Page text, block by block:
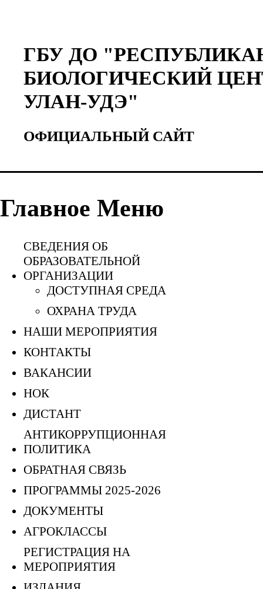
ГБУ ДО
БИОЛОГИЧЕСКИЙ
УЛАН-УДЭ"
ОФИЦИАЛЬНЫЙ САЙТ
Главное Меню
СВЕДЕНИЯ ОБ
ОБРАЗОВАТЕЛЬНОЙ
ОРГАНИЗАЦИИ
ДОСТУПНАЯ СРЕДА
ОХРАНА ТРУДА
НАШИ МЕРОПРИЯТИЯ
КОНТАКТЫ
ВАКАНСИИ
НОК
ДИСТАНТ
АНТИКОРРУПЦИОННАЯ
ПОЛИТИКА
ОБРАТНАЯ СВЯЗЬ
ПРОГРАММЫ 2025-2026
ДОКУМЕНТЫ
АГРОКЛАССЫ
РЕГИСТРАЦИЯ НА
МЕРОПРИЯТИЯ